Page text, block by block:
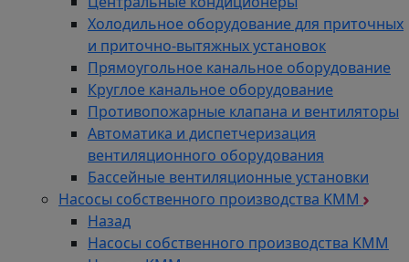
Холодильное оборудование для приточных
и приточно-вытяжных установок
Прямоугольное канальное оборудование
Круглое канальное оборудование
Противопожарные клапана и вентиляторы
Автоматика и диспетчеризация
вентиляционного оборудования
Бассейные вентиляционные установки
Насосы собственного производства KMM
Назад
Насосы собственного производства KMM